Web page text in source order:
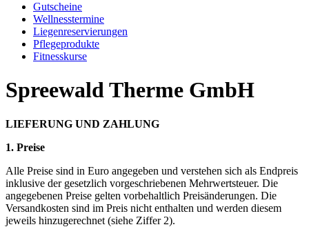
Gutscheine
Wellnesstermine
Liegenreservierungen
Pflegeprodukte
Fitnesskurse
Spreewald Therme GmbH
LIEFERUNG UND ZAHLUNG
1. Preise
Alle Preise sind in Euro angegeben und verstehen sich als Endpreis
inklusive der gesetzlich vorgeschriebenen Mehrwertsteuer. Die
angegebenen Preise gelten vorbehaltlich Preisänderungen. Die
Versandkosten sind im Preis nicht enthalten und werden diesem
jeweils hinzugerechnet (siehe Ziffer 2).